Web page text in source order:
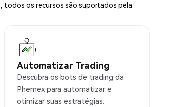
todos os recursos são suportados pela
Automatizar Trading
Descubra os bots de trading da
Phemex para automatizar e
otimizar suas estratégias.